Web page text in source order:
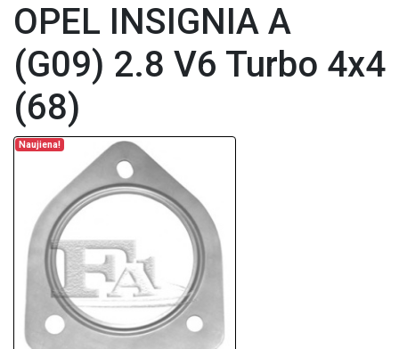
OPEL INSIGNIA A
(G09) 2.8 V6 Turbo 4x4
(68)
Naujiena!